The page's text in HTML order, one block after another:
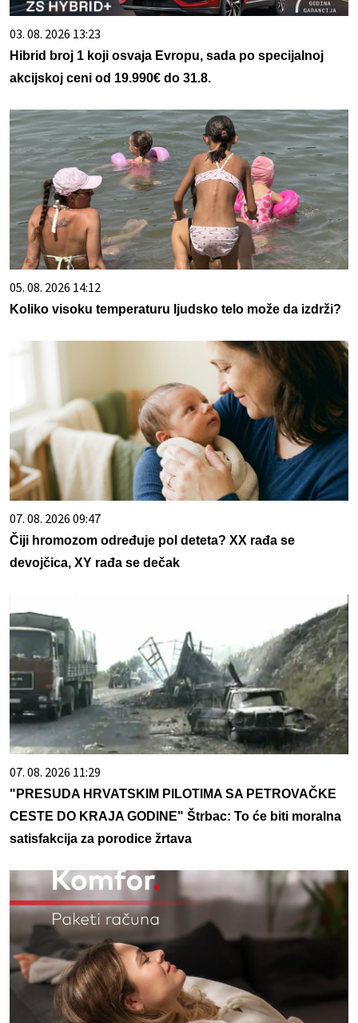
03. 08. 2026 13:23
Hibrid broj 1 koji osvaja Evropu, sada po specijalnoj
akcijskoj ceni od 19.990€ do 31.8.
05. 08. 2026 14:12
Koliko visoku temperaturu ljudsko telo može da izdrži?
07. 08. 2026 09:47
Čiji hromozom određuje pol deteta? XX rađa se
devojčica, XY rađa se dečak
07. 08. 2026 11:29
"PRESUDA HRVATSKIM PILOTIMA SA PETROVAČKE
CESTE DO KRAJA GODINE" Štrbac: To će biti moralna
satisfakcija za porodice žrtava